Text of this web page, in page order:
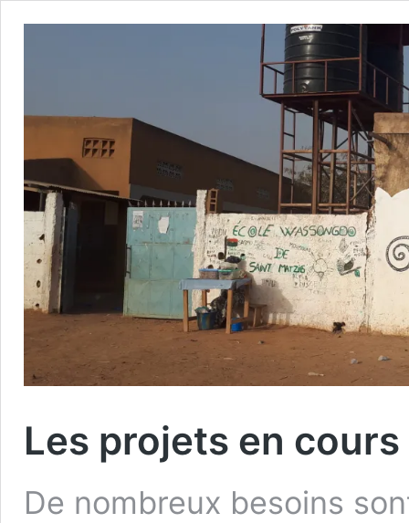
Les projets en cours
De nombreux besoins